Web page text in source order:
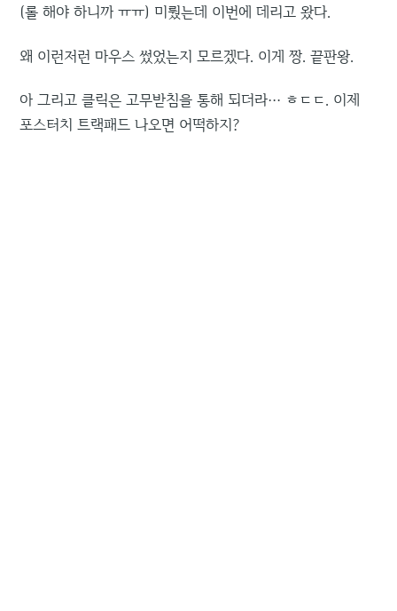
(롤 해야 하니까 ㅠㅠ) 미뤘는데 이번에 데리고 왔다.
왜 이런저런 마우스 썼었는지 모르겠다. 이게 짱. 끝판왕.
아 그리고 클릭은 고무받침을 통해 되더라… ㅎㄷㄷ. 이제
포스터치 트랙패드 나오면 어떡하지?